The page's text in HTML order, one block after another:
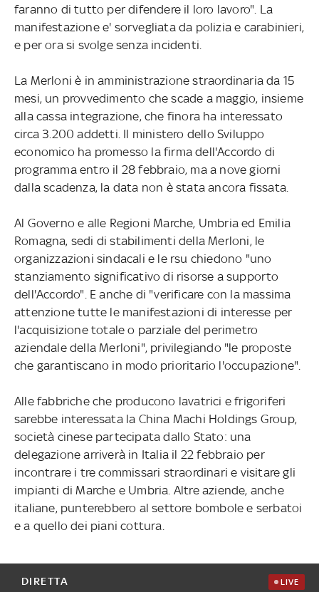
faranno di tutto per difendere il loro lavoro". La
manifestazione e' sorvegliata da polizia e carabinieri,
e per ora si svolge senza incidenti.
La Merloni è in amministrazione straordinaria da 15
mesi, un provvedimento che scade a maggio, insieme
alla cassa integrazione, che finora ha interessato
circa 3.200 addetti. Il ministero dello Sviluppo
economico ha promesso la firma dell'Accordo di
programma entro il 28 febbraio, ma a nove giorni
dalla scadenza, la data non è stata ancora fissata.
Al Governo e alle Regioni Marche, Umbria ed Emilia
Romagna, sedi di stabilimenti della Merloni, le
organizzazioni sindacali e le rsu chiedono "uno
stanziamento significativo di risorse a supporto
dell'Accordo". E anche di "verificare con la massima
attenzione tutte le manifestazioni di interesse per
l'acquisizione totale o parziale del perimetro
aziendale della Merloni", privilegiando "le proposte
che garantiscano in modo prioritario l'occupazione".
Alle fabbriche che producono lavatrici e frigoriferi
sarebbe interessata la China Machi Holdings Group,
società cinese partecipata dallo Stato: una
delegazione arriverà in Italia il 22 febbraio per
incontrare i tre commissari straordinari e visitare gli
impianti di Marche e Umbria. Altre aziende, anche
italiane, punterebbero al settore bombole e serbatoi
e a quello dei piani cottura.
DIRETTA LIVE